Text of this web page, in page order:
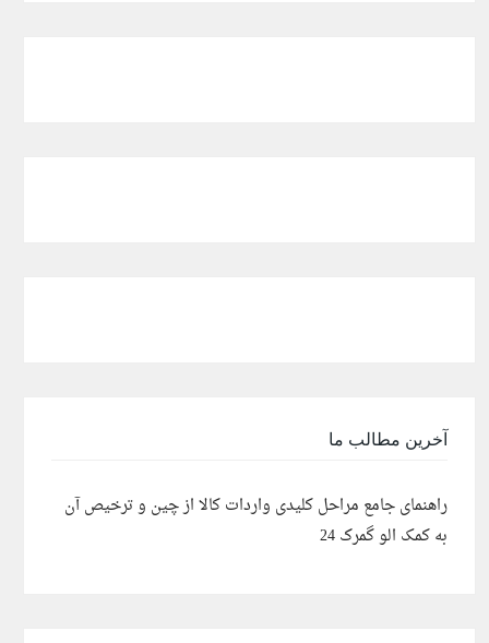
آخرین مطالب ما
راهنمای جامع مراحل کلیدی واردات کالا از چین و ترخیص آن
به کمک الو گمرک 24